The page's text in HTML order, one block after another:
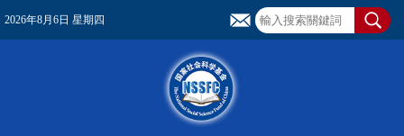
2026年8月6日 星期四